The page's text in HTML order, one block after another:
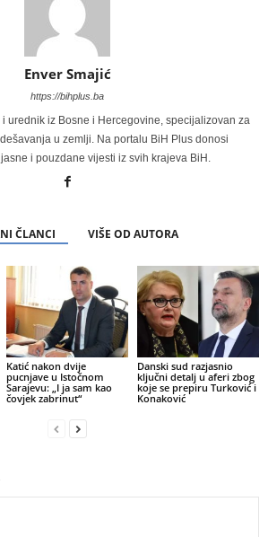
Enver Smajić
https://bihplus.ba
urednik iz Bosne i Hercegovine, specijalizovan za
u zemlji. Na portalu BiH Plus donosi
i pouzdane vijesti iz svih krajeva BiH.
ČLANCI VIŠE OD AUTORA
Katić nakon dvije
pucnjave u Istočnom
Sarajevu: „I ja sam kao
čovjek zabrinut“
Danski sud razjasnio
ključni detalj u aferi zbog
koje se prepiru Turković i
Konaković